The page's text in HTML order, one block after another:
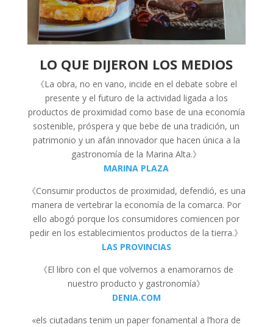
LO QUE DIJERON LOS MEDIOS
《La obra, no en vano, incide en el debate sobre el
presente y el futuro de la actividad ligada a los
productos de proximidad como base de una economía
sostenible, próspera y que bebe de una tradición, un
patrimonio y un afán innovador que hacen única a la
gastronomía de la Marina Alta.》
MARINA PLAZA
《Consumir productos de proximidad, defendió, es una
manera de vertebrar la economía de la comarca. Por
ello abogó porque los consumidores comiencen por
pedir en los establecimientos productos de la tierra.》
LAS PROVINCIAS
《El libro con el que volvernos a enamorarnos de
nuestro producto y gastronomía》
DENIA.COM
«els ciutadans tenim un paper fonamental a l’hora de